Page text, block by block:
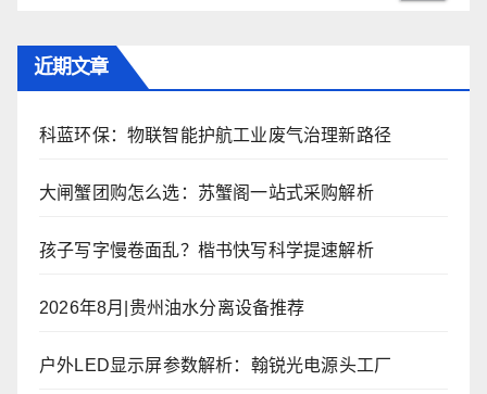
近期文章
科蓝环保：物联智能护航工业废气治理新路径
大闸蟹团购怎么选：苏蟹阁一站式采购解析
孩子写字慢卷面乱？楷书快写科学提速解析
2026年8月|贵州油水分离设备推荐
户外LED显示屏参数解析：翰锐光电源头工厂